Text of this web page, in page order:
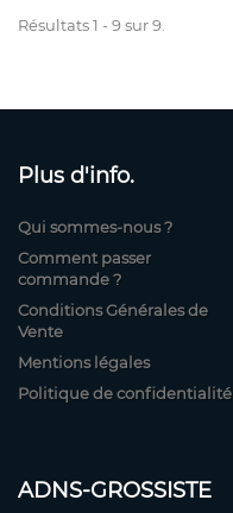
Résultats 1 - 9 sur 9.
Plus d'info.
Qui sommes-nous ?
Comment passer
commande ?
Conditions Générales de
Vente
Mentions légales
Politique de confidentialité
ADNS-GROSSISTE